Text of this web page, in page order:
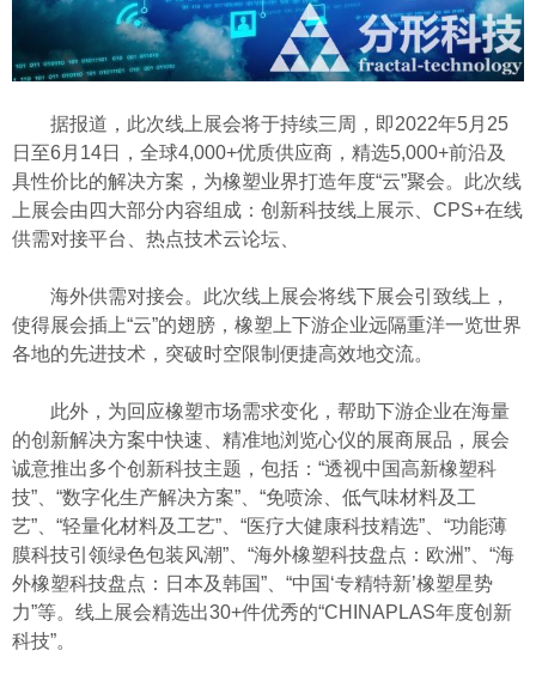
据报道，此次线上展会将于持续三周，即2022年5月25
日至6月14日，全球4,000+优质供应商，精选5,000+前沿及
具性价比的解决方案，为橡塑业界打造年度“云”聚会。此次线
上展会由四大部分内容组成：创新科技线上展示、CPS+在线
供需对接平台、热点技术云论坛、
海外供需对接会。此次线上展会将线下展会引致线上，
使得展会插上“云”的翅膀，橡塑上下游企业远隔重洋一览世界
各地的先进技术，突破时空限制便捷高效地交流。
此外，为回应橡塑市场需求变化，帮助下游企业在海量
的创新解决方案中快速、精准地浏览心仪的展商展品，展会
诚意推出多个创新科技主题，包括：“透视中国高新橡塑科
技”、“数字化生产解决方案”、“免喷涂、低气味材料及工
艺”、“轻量化材料及工艺”、“医疗大健康科技精选”、“功能薄
膜科技引领绿色包装风潮”、“海外橡塑科技盘点：欧洲”、“海
外橡塑科技盘点：日本及韩国”、“中国‘专精特新’橡塑星势
力”等。线上展会精选出30+件优秀的“CHINAPLAS年度创新
科技”。